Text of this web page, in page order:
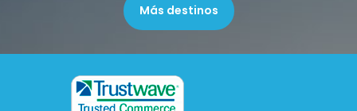
Más destinos